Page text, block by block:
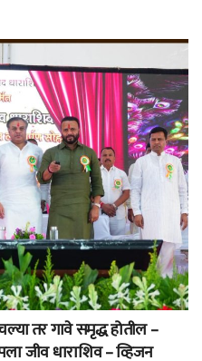
तर गावे समृद्ध होतील –
जीव धाराशिव – व्हिजन